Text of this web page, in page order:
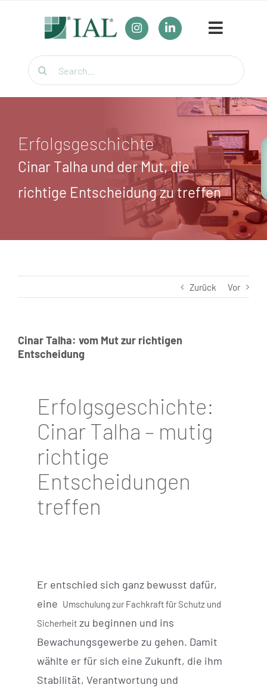
Toggle
Unser Bildungsangebot
Für Firmen
Wirtschaftsfachwirt / Industriemeister / Logistikmeister
Weiterbildung für Berufstätige
Themenübersicht
Kontakt
Suche
nach:
Erfolgsgeschichte
Cinar Talha und der Mut, die
richtige Entscheidung zu treffen
Zurück Vor
Cinar Talha: vom Mut zur richtigen
Entscheidung
Erfolgsgeschichte:
Cinar Talha – mutig
richtige
Entscheidungen
treffen
Er entschied sich ganz bewusst dafür,
eine Umschulung zur Fachkraft für Schutz und
Sicherheitzu beginnen und ins
Bewachungsgewerbe zu gehen. Damit
wählte er für sich eine Zukunft, die ihm
Stabilität, Verantwortung und